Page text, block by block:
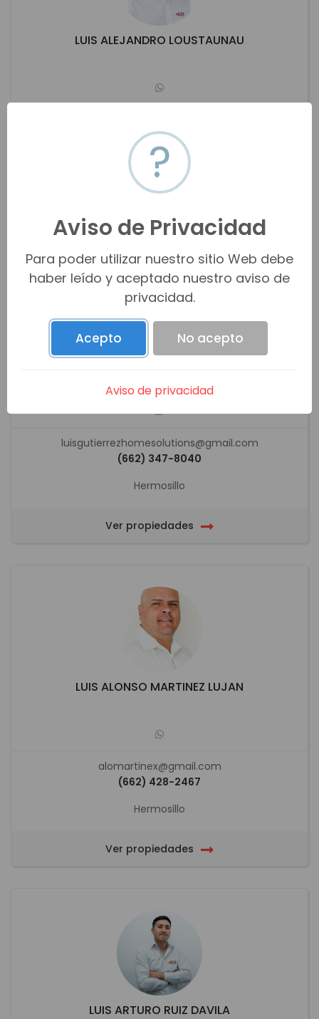
LUIS ALEJANDRO LOUSTAUNAU
(662) 191-1121
Hermosillo
LUIS ALEJANDRO GUTIÉRREZ BOTILLER
luisgutierrezhomesolutions@gmail.com
(662) 347-8040
Hermosillo
Ver propiedades
LUIS ALONSO MARTINEZ LUJAN
alomartinex@gmail.com
(662) 428-2467
Hermosillo
Ver propiedades
LUIS ARTURO RUIZ DAVILA
?
Aviso de Privacidad
Para poder utilizar nuestro sitio Web debe
haber leído y aceptado nuestro aviso de
privacidad.
Acepto No acepto
Aviso de privacidad